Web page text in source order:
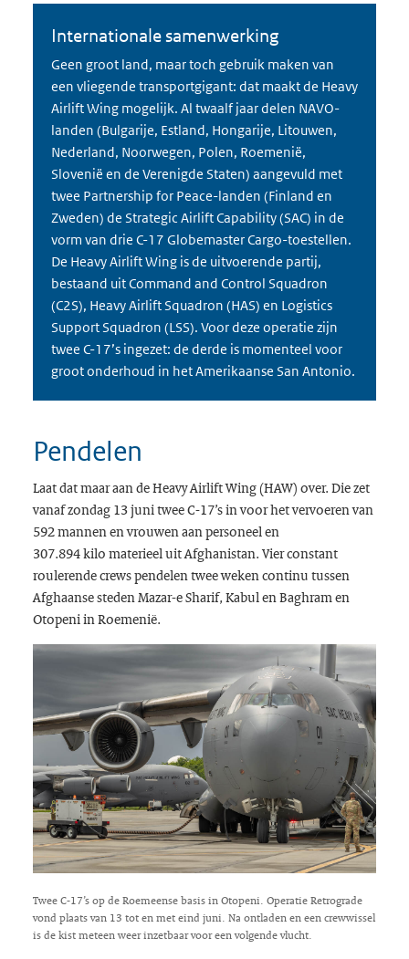
Internationale samenwerking
Geen groot land, maar toch gebruik maken van
een vliegende transportgigant: dat maakt de Heavy
Airlift Wing mogelijk. Al twaalf jaar delen NAVO-
landen (Bulgarije, Estland, Hongarije, Litouwen,
Nederland, Noorwegen, Polen, Roemenië,
Slovenië en de Verenigde Staten) aangevuld met
twee Partnership for Peace-landen (Finland en
Zweden) de Strategic Airlift Capability (SAC) in de
vorm van drie C-17 Globemaster Cargo-toestellen.
De Heavy Airlift Wing is de uitvoerende partij,
bestaand uit Command and Control Squadron
(C2S), Heavy Airlift Squadron (HAS) en Logistics
Support Squadron (LSS). Voor deze operatie zijn
twee C-17’s ingezet: de derde is momenteel voor
groot onderhoud in het Amerikaanse San Antonio.
Pendelen
Laat dat maar aan de Heavy Airlift Wing (HAW) over. Die zet
vanaf zondag 13 juni twee C-17’s in voor het vervoeren van
592 mannen en vrouwen aan personeel en
307.894 kilo materieel uit Afghanistan. Vier constant
roulerende crews pendelen twee weken continu tussen
Afghaanse steden Mazar-e Sharif, Kabul en Baghram en
Otopeni in Roemenië.
Twee C-17’s op de Roemeense basis in Otopeni. Operatie Retrograde
vond plaats van 13 tot en met eind juni. Na ontladen en een crewwissel
is de kist meteen weer inzetbaar voor een volgende vlucht.